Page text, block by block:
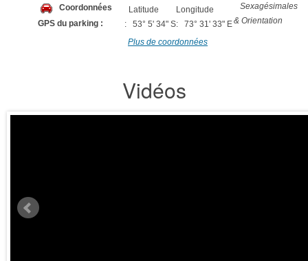
Coordonnées
GPS du parking :
Latitude
: 53° 5' 34" S
Longitude
: 73° 31' 33" E
Sexagésimales
& Orientation
Plus de coordonnées
Vidéos